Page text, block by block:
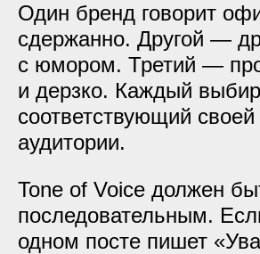
Один бренд говорит
сдержанно. Другой —
с юмором. Третий —
и дерзко. Каждый
соответствующий своей
аудитории.
Tone of Voice должен
последовательным.
одном посте пишет